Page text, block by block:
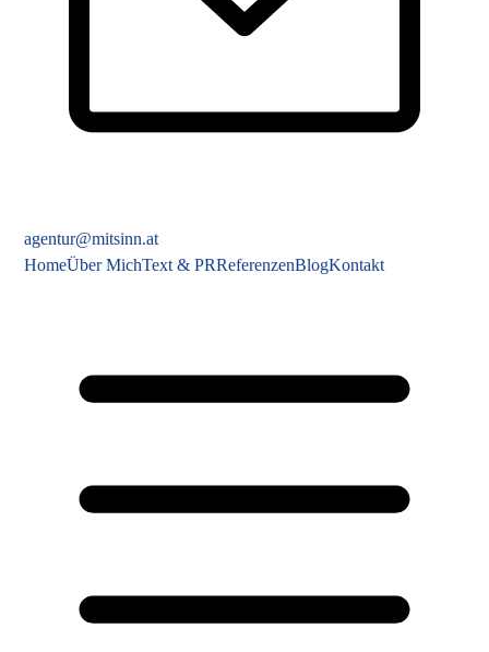
agentur@mitsinn.at
HomeÜber MichText & PRReferenzenBlogKontakt